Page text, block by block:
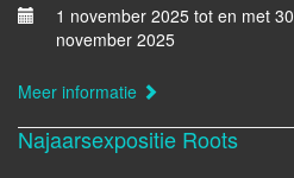
1 november 2025 tot en met 30
november 2025
Meer informatie
Najaarsexpositie Roots